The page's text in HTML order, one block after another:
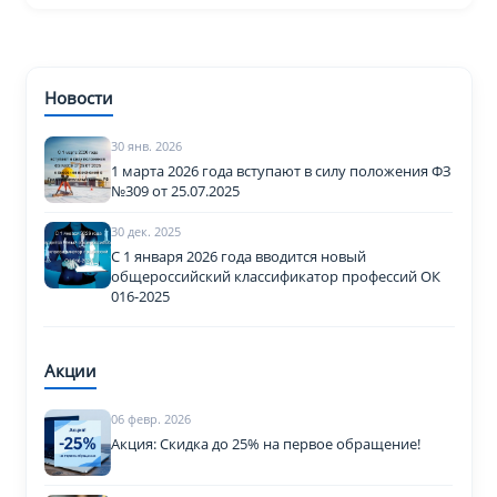
Новости
30 янв. 2026
1 марта 2026 года вступают в силу положения ФЗ
№309 от 25.07.2025
30 дек. 2025
С 1 января 2026 года вводится новый
общероссийский классификатор профессий ОК
016-2025
Акции
06 февр. 2026
Акция: Скидка до 25% на первое обращение!